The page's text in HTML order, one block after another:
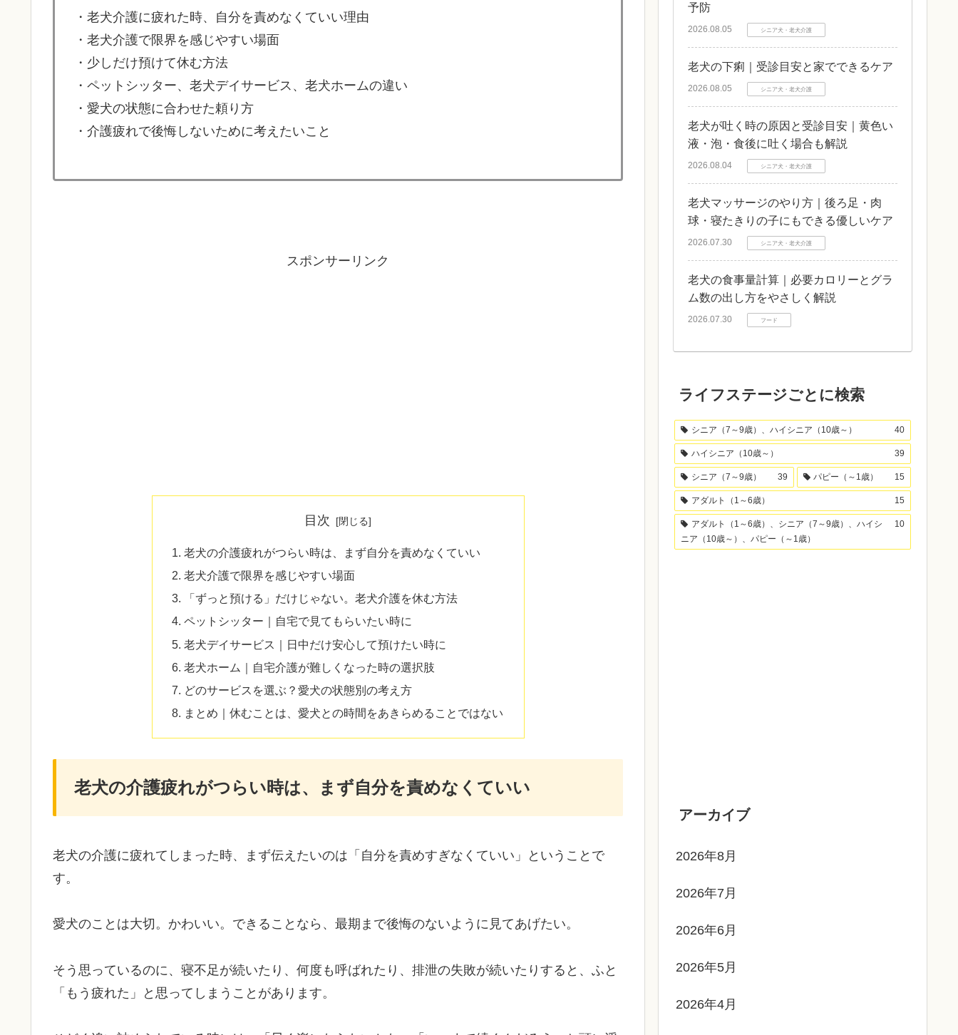
・老犬介護に疲れた時、自分を責めなくていい理由
・老犬介護で限界を感じやすい場面
・少しだけ預けて休む方法
・ペットシッター、老犬デイサービス、老犬ホームの違い
・愛犬の状態に合わせた頼り方
・介護疲れで後悔しないために考えたいこと
スポンサーリンク
目次
老犬の介護疲れがつらい時は、まず自分を責めなくていい
老犬介護で限界を感じやすい場面
「ずっと預ける」だけじゃない。老犬介護を休む方法
ペットシッター｜自宅で見てもらいたい時に
老犬デイサービス｜日中だけ安心して預けたい時に
老犬ホーム｜自宅介護が難しくなった時の選択肢
どのサービスを選ぶ？愛犬の状態別の考え方
まとめ｜休むことは、愛犬との時間をあきらめることではない
老犬の介護疲れがつらい時は、まず自分を責めなくていい
老犬の介護に疲れてしまった時、まず伝えたいのは「自分を責めすぎなくていい」ということで
す。
愛犬のことは大切。かわいい。できることなら、最期まで後悔のないように見てあげたい。
そう思っているのに、寝不足が続いたり、何度も呼ばれたり、排泄の失敗が続いたりすると、ふと
「もう疲れた」と思ってしまうことがあります。
予防
2026.08.05 シニア犬・老犬介護
老犬の下痢｜受診目安と家でできるケア
2026.08.05 シニア犬・老犬介護
老犬が吐く時の原因と受診目安｜黄色い
液・泡・食後に吐く場合も解説
2026.08.04 シニア犬・老犬介護
老犬マッサージのやり方｜後ろ足・肉
球・寝たきりの子にもできる優しいケア
2026.07.30 シニア犬・老犬介護
老犬の食事量計算｜必要カロリーとグラ
ム数の出し方をやさしく解説
2026.07.30 フード
ライフステージごとに検索
シニア（7～9歳）、ハイシニア（10歳～） 40
ハイシニア（10歳～） 39
シニア（7～9歳） 39 パピー（～1歳） 15
アダルト（1～6歳） 15
アダルト（1～6歳）、シニア（7～9歳）、ハイシ
ニア（10歳～）、パピー（～1歳）
10
アーカイブ
2026年8月
2026年7月
2026年6月
2026年5月
2026年4月